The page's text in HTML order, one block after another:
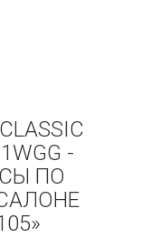
-
ПО